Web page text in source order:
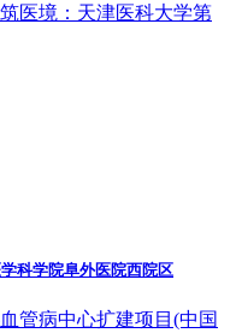
医境：天津医科大学第
科学院阜外医院西院区
管病中心扩建项目(中国